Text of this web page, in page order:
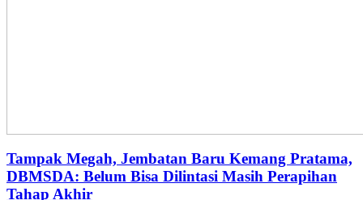
Tampak Megah, Jembatan Baru Kemang Pratama,
DBMSDA: Belum Bisa Dilintasi Masih Perapihan
Tahap Akhir